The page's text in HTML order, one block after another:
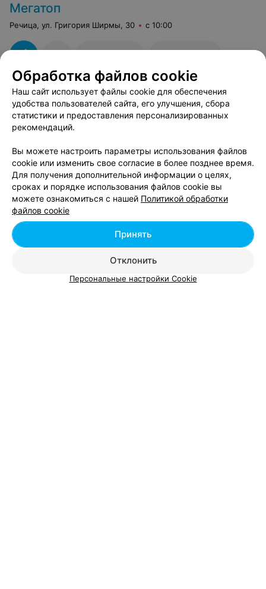
Мегатоп
Речица, ул. Григория Ширмы, 30 с 10:00
261
Ещё 1 адрес
Обработка файлов cookie
Наш сайт использует файлы cookie для обеспечения
удобства пользователей сайта, его улучшения, сбора
статистики и предоставления персонализированных
рекомендаций.
Вы можете настроить параметры использования файлов
cookie или изменить свое согласие в более позднее время.
Для получения дополнительной информации о целях,
сроках и порядке использования файлов cookie вы
можете ознакомиться с нашей Политикой обработки
файлов cookie
Отклонить
Принять
Персональные настройки Cookie